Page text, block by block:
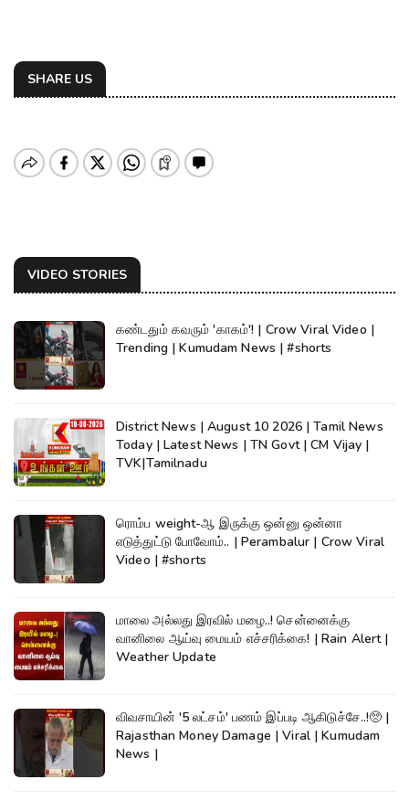
SHARE US
VIDEO STORIES
கண்டதும் கவரும் 'காகம்'! | Crow Viral Video |
Trending | Kumudam News | #shorts
District News | August 10 2026 | Tamil News
Today | Latest News | TN Govt | CM Vijay |
TVK|Tamilnadu
ரொம்ப weight-ஆ இருக்கு ஒன்னு ஒன்னா
எடுத்துட்டு போவோம்.. | Perambalur | Crow Viral
Video | #shorts
மாலை அல்லது இரவில் மழை..! சென்னைக்கு
வானிலை ஆய்வு மையம் எச்சரிக்கை! | Rain Alert |
Weather Update
விவசாயின் '5 லட்சம்' பணம் இப்படி ஆகிடுச்சே..!🥺 |
Rajasthan Money Damage | Viral | Kumudam
News |